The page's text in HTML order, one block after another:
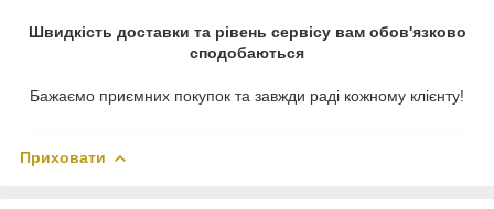
Швидкість доставки та рівень сервісу вам обов'язково
сподобаються
Бажаємо приємних покупок та завжди раді кожному клієнту!
Приховати